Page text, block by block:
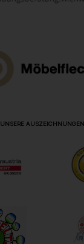
UNSERE AUSZEICHNUNGEN